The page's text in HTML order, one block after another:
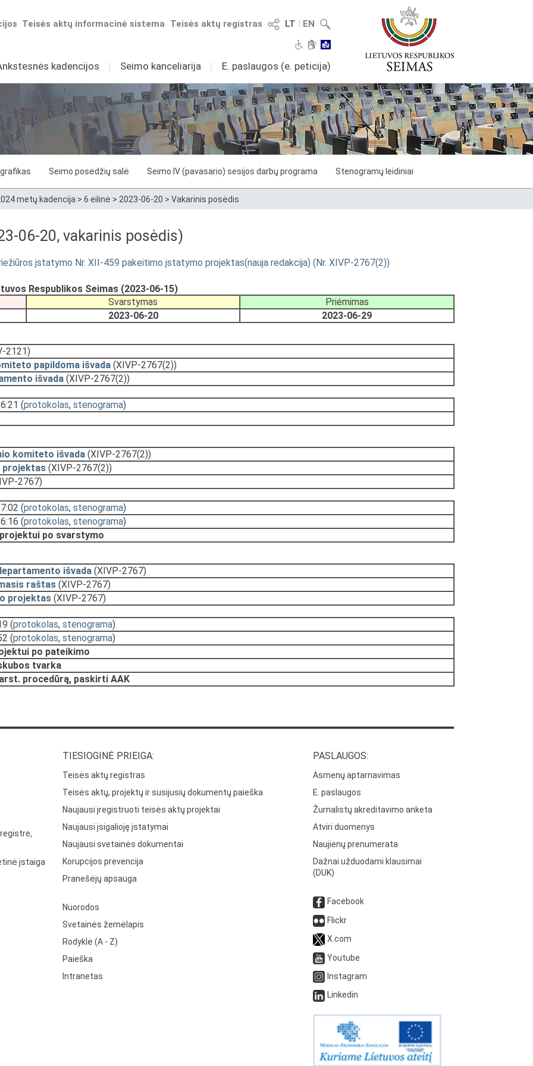
LT I EN
Teisės aktų registras
Teisės aktų informacinė sistema
kadencijos I Seimo kanceliarija I E. paslaugos (e. peticija)
grafikas Seimo posėdžių salė Seimo IV (pavasario) sesijos darbų programa Stenogramų leidiniai
metų kadencija > 6 eilinė > 2023-06-20 > Vakarinis posėdis
06-20, vakarinis posėdis)
įstatymo Nr. XII-459 pakeitimo įstatymo projektas(nauja redakcija) (Nr. XIVP-2767(2))
Respublikos Seimas (2023-06-15)
Svarstymas
Priėmimas
2023-06-20 2023-06-29
2121)
papildoma išvada (XIVP-2767(2))
išvada (XIVP-2767(2))
(protokolas, stenograma)
komiteto išvada (XIVP-2767(2))
projektas (XIVP-2767(2))
2767)
(protokolas, stenograma)
(protokolas, stenograma)
po svarstymo
išvada (XIVP-2767)
raštas (XIVP-2767)
projektas (XIVP-2767)
(protokolas, stenograma)
(protokolas, stenograma)
po pateikimo
tvarka
procedūrą, paskirti AAK
įstaiga
TIESIOGINĖ PRIEIGA:
Teisės aktų registras
Teisės aktų, projektų ir susijusių dokumentų paieška
Naujausi įregistruoti teisės aktų projektai
Naujausi įsigalioję įstatymai
Naujausi svetainės dokumentai
Korupcijos prevencija
Pranešėjų apsauga
Nuorodos
Svetainės žemėlapis
Rodyklė (A - Z)
Paieška
Intranetas
PASLAUGOS:
Asmenų aptarnavimas
E. paslaugos
Žurnalistų akreditavimo anketa
Atviri duomenys
Naujienų prenumerata
Dažnai užduodami klausimai
(DUK)
Facebook
Flickr
X.com
Youtube
Instagram
Linkedin